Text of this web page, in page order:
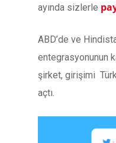
ayında sizlerle
ABD’de ve
entegrasyonunun
şirket, girişimi
açtı.